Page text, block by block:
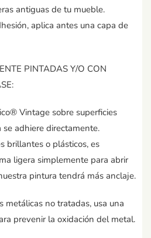
antiguas de tu mueble.
aplica antes una capa de
PINTADAS Y/O CON
Vintage sobre superficies
adhiere directamente.
brillantes o plásticos, es
ligera simplemente para abrir
pintura tendrá más anclaje.
metálicas no tratadas, usa una
prevenir la oxidación del metal.